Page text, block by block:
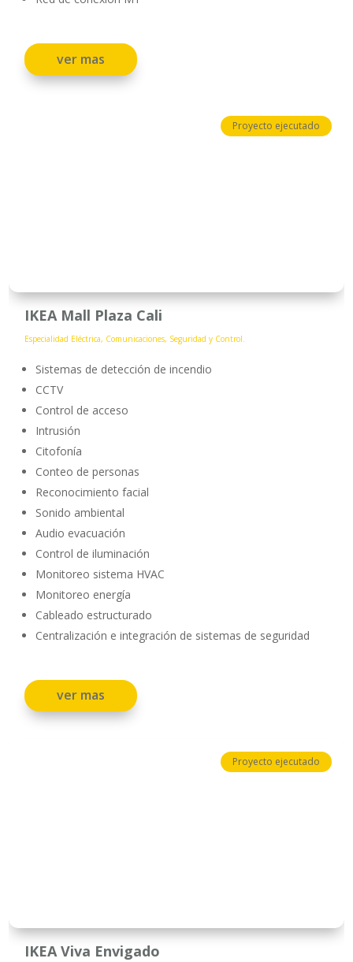
ver mas
Proyecto ejecutado
IKEA Mall Plaza Cali
Especialidad Eléctrica, Comunicaciones, Seguridad y Control.
Sistemas de detección de incendio
CCTV
Control de acceso
Intrusión
Citofonía
Conteo de personas
Reconocimiento facial
Sonido ambiental
Audio evacuación
Control de iluminación
Monitoreo sistema HVAC
Monitoreo energía
Cableado estructurado
Centralización e integración de sistemas de seguridad
ver mas
Proyecto ejecutado
IKEA Viva Envigado